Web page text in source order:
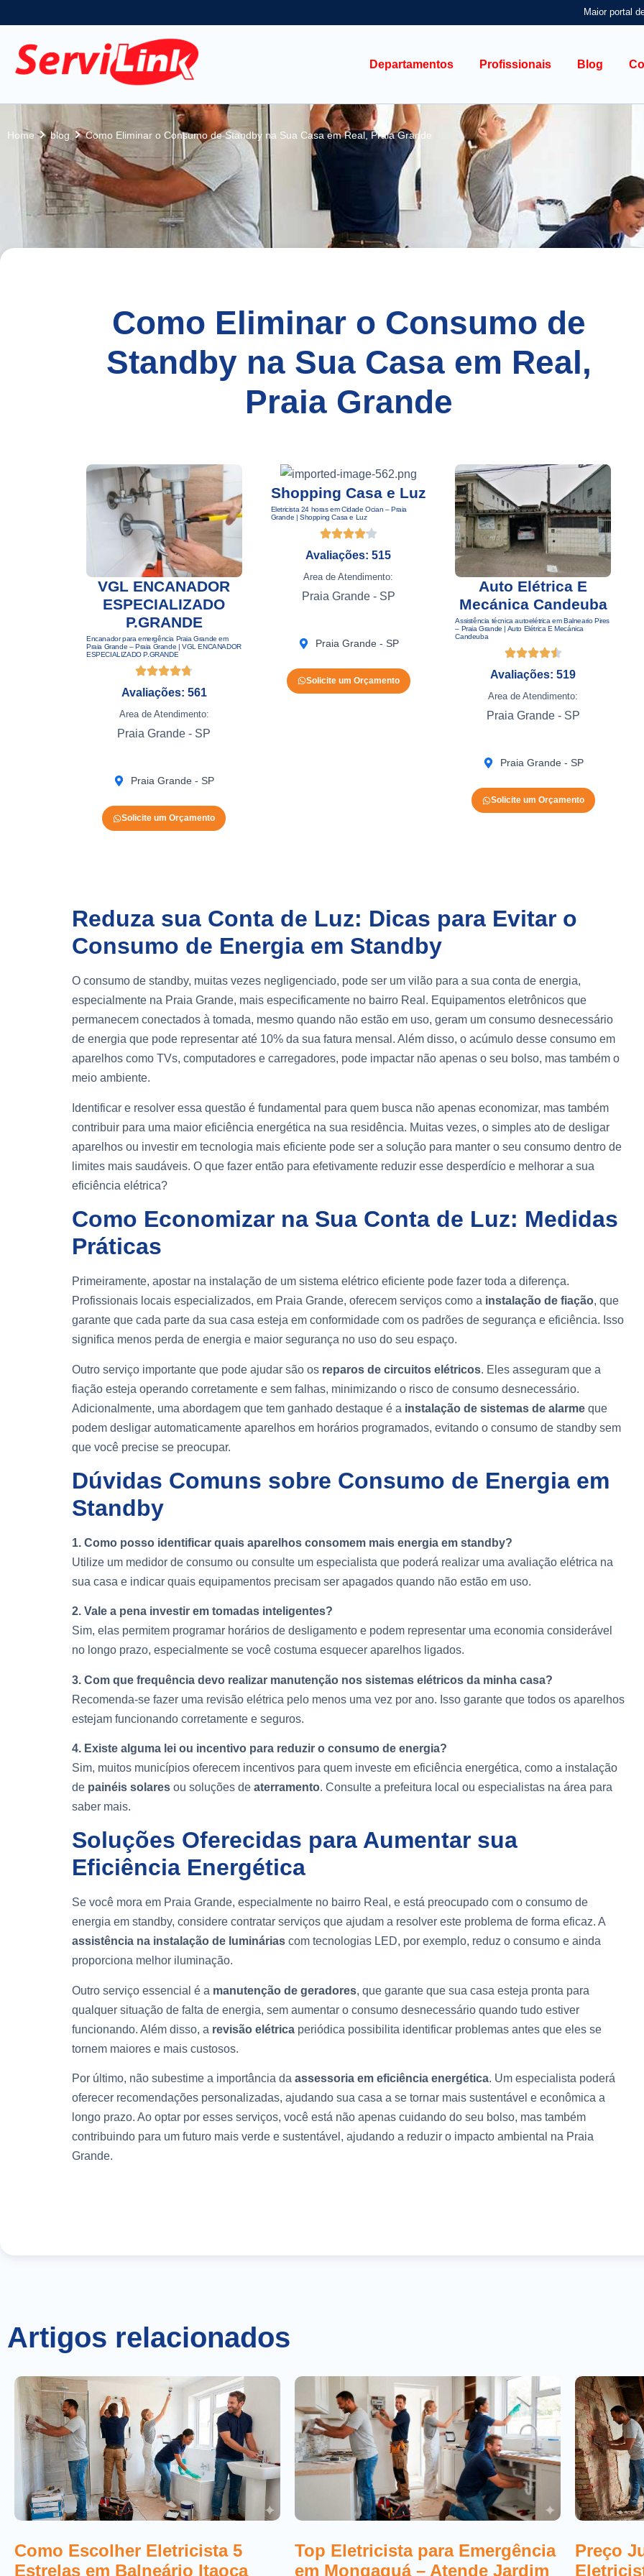
Maior portal
Departamentos Profissionais Blog
Home blog Como Eliminar o Consumo de Standby na Sua Casa em Real, Praia Grande
Como Eliminar o Consumo de
Standby na Sua Casa em Real,
Praia Grande
VGL ENCANADOR
ESPECIALIZADO
P.GRANDE
Encanador para emergência Praia Grande em
Praia Grande – Praia Grande | VGL ENCANADOR
ESPECIALIZADO P.GRANDE
Avaliações: 561
Area de Atendimento:
Praia Grande - SP
Praia Grande - SP
Solicite um Orçamento
Shopping Casa e Luz
Eletricista 24 horas em Cidade Ocian – Praia
Grande | Shopping Casa e Luz
Avaliações: 515
Area de Atendimento:
Praia Grande - SP
Praia Grande - SP
Solicite um Orçamento
Auto Elétrica E
Mecánica Candeuba
Assistência técnica autoelétrica em Balneario Pires
– Praia Grande | Auto Elétrica E Mecánica
Candeuba
Avaliações: 519
Area de Atendimento:
Praia Grande - SP
Praia Grande - SP
Solicite um Orçamento
Reduza sua Conta de Luz: Dicas para Evitar o
Consumo de Energia em Standby
O consumo de standby, muitas vezes negligenciado, pode ser um vilão para a sua conta de energia,
especialmente na Praia Grande, mais especificamente no bairro Real. Equipamentos eletrônicos que
permanecem conectados à tomada, mesmo quando não estão em uso, geram um consumo desnecessário
de energia que pode representar até 10% da sua fatura mensal. Além disso, o acúmulo desse consumo em
aparelhos como TVs, computadores e carregadores, pode impactar não apenas o seu bolso, mas também o
meio ambiente.
Identificar e resolver essa questão é fundamental para quem busca não apenas economizar, mas também
contribuir para uma maior eficiência energética na sua residência. Muitas vezes, o simples ato de desligar
aparelhos ou investir em tecnologia mais eficiente pode ser a solução para manter o seu consumo dentro de
limites mais saudáveis. O que fazer então para efetivamente reduzir esse desperdício e melhorar a sua
eficiência elétrica?
Como Economizar na Sua Conta de Luz: Medidas
Práticas
Primeiramente, apostar na instalação de um sistema elétrico eficiente pode fazer toda a diferença.
Profissionais locais especializados, em Praia Grande, oferecem serviços como a instalação de fiação, que
garante que cada parte da sua casa esteja em conformidade com os padrões de segurança e eficiência. Isso
significa menos perda de energia e maior segurança no uso do seu espaço.
Outro serviço importante que pode ajudar são os reparos de circuitos elétricos. Eles asseguram que a
fiação esteja operando corretamente e sem falhas, minimizando o risco de consumo desnecessário.
Adicionalmente, uma abordagem que tem ganhado destaque é a instalação de sistemas de alarme que
podem desligar automaticamente aparelhos em horários programados, evitando o consumo de standby sem
que você precise se preocupar.
Dúvidas Comuns sobre Consumo de Energia em
Standby
1. Como posso identificar quais aparelhos consomem mais energia em standby?
Utilize um medidor de consumo ou consulte um especialista que poderá realizar uma avaliação elétrica na
sua casa e indicar quais equipamentos precisam ser apagados quando não estão em uso.
2. Vale a pena investir em tomadas inteligentes?
Sim, elas permitem programar horários de desligamento e podem representar uma economia considerável
no longo prazo, especialmente se você costuma esquecer aparelhos ligados.
3. Com que frequência devo realizar manutenção nos sistemas elétricos da minha casa?
Recomenda-se fazer uma revisão elétrica pelo menos uma vez por ano. Isso garante que todos os aparelhos
estejam funcionando corretamente e seguros.
4. Existe alguma lei ou incentivo para reduzir o consumo de energia?
Sim, muitos municípios oferecem incentivos para quem investe em eficiência energética, como a instalação
de painéis solares ou soluções de aterramento. Consulte a prefeitura local ou especialistas na área para
saber mais.
Soluções Oferecidas para Aumentar sua
Eficiência Energética
Se você mora em Praia Grande, especialmente no bairro Real, e está preocupado com o consumo de
energia em standby, considere contratar serviços que ajudam a resolver este problema de forma eficaz. A
assistência na instalação de luminárias com tecnologias LED, por exemplo, reduz o consumo e ainda
proporciona melhor iluminação.
Outro serviço essencial é a manutenção de geradores, que garante que sua casa esteja pronta para
qualquer situação de falta de energia, sem aumentar o consumo desnecessário quando tudo estiver
funcionando. Além disso, a revisão elétrica periódica possibilita identificar problemas antes que eles se
tornem maiores e mais custosos.
Por último, não subestime a importância da assessoria em eficiência energética. Um especialista poderá
oferecer recomendações personalizadas, ajudando sua casa a se tornar mais sustentável e econômica a
longo prazo. Ao optar por esses serviços, você está não apenas cuidando do seu bolso, mas também
contribuindo para um futuro mais verde e sustentável, ajudando a reduzir o impacto ambiental na Praia
Grande.
Artigos relacionados
Como Escolher Eletricista 5
Estrelas em Balneário Itaoca
Top Eletricista para Emergência
em Mongaguá – Atende Jardim
Preço